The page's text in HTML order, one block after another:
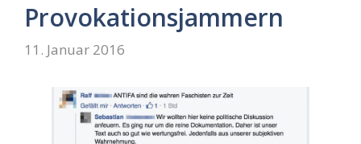
Provokationsjammern
11. Januar 2016